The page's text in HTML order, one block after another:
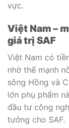
vực.
Việt Nam –
giá trị SAF
Việt Nam có
nhờ thế mạnh
sông Hồng và
lớn phụ phẩm
đầu tư công
tưởng cho SAF.